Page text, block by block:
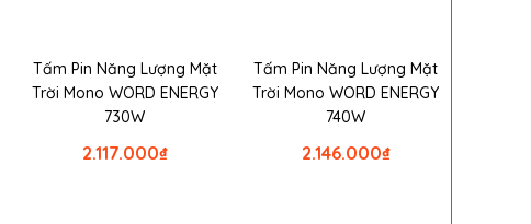
Tấm Pin Năng Lượng Mặt
Trời Mono WORD ENERGY
730W
₫
2.117.000
Tấm Pin Năng Lượng Mặt
Trời Mono WORD ENERGY
740W
₫
2.146.000